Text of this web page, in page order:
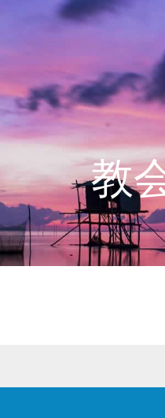
教